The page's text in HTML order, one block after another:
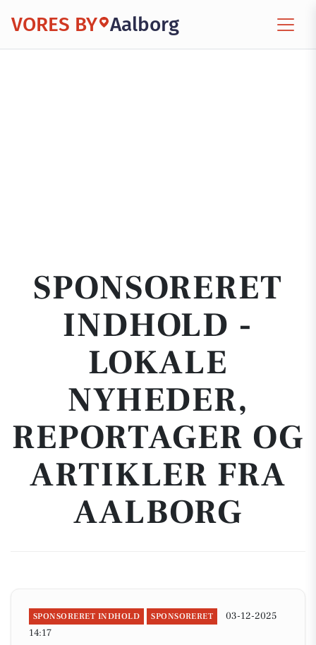
VORES BY Aalborg
SPONSORERET
INDHOLD -
LOKALE
NYHEDER,
REPORTAGER OG
ARTIKLER FRA
AALBORG
SPONSORERET INDHOLD SPONSORERET
03-12-2025
14:17